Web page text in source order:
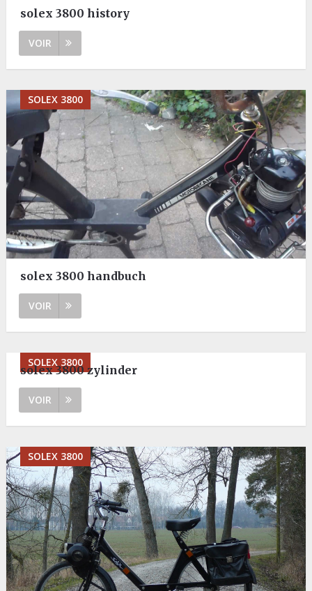
solex 3800 history
VOIR
SOLEX 3800
solex 3800 handbuch
VOIR
SOLEX 3800
solex 3800 zylinder
VOIR
SOLEX 3800